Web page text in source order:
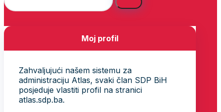
Moj profil
Zahvaljujući našem sistemu za
administraciju Atlas, svaki član SDP BiH
posjeduje vlastiti profil na stranici
atlas.sdp.ba.